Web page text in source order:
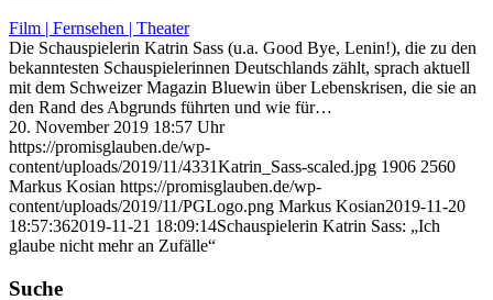
Film | Fernsehen | Theater
Die Schauspielerin Katrin Sass (u.a. Good Bye, Lenin!), die zu den
bekanntesten Schauspielerinnen Deutschlands zählt, sprach aktuell
mit dem Schweizer Magazin Bluewin über Lebenskrisen, die sie an
den Rand des Abgrunds führten und wie für…
20. November 2019 18:57 Uhr
https://promisglauben.de/wp-
content/uploads/2019/11/4331Katrin_Sass-scaled.jpg 1906 2560
Markus Kosian https://promisglauben.de/wp-
content/uploads/2019/11/PGLogo.png Markus Kosian2019-11-20
18:57:362019-11-21 18:09:14Schauspielerin Katrin Sass: „Ich
glaube nicht mehr an Zufälle“
Suche